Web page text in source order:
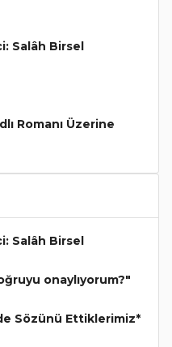
Salâh Birsel
Romanı Üzerine
Salâh Birsel
onaylıyorum?"
Sözünü Ettiklerimiz*